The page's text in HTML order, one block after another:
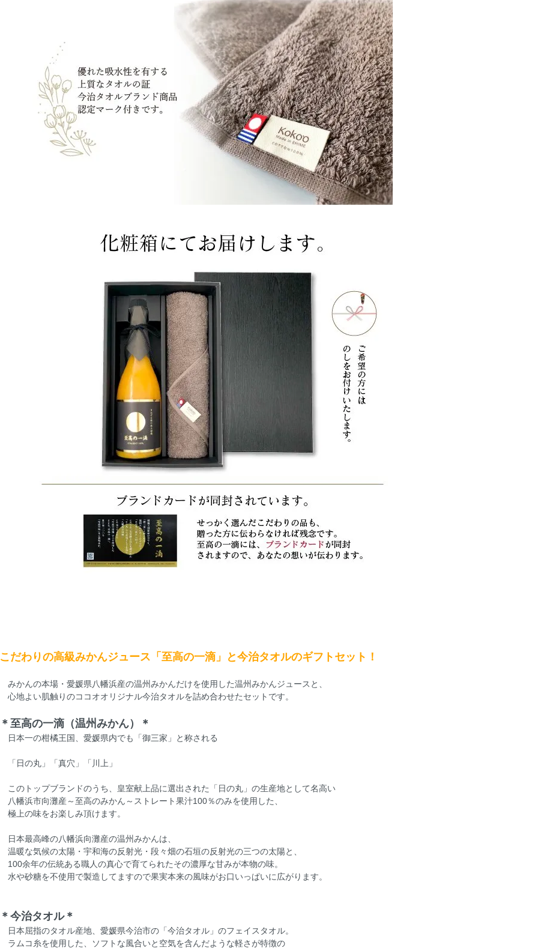
こだわりの高級みかんジュース「至高の一滴」と今治タオルのギフトセット！
みかんの本場・愛媛県八幡浜産の温州みかんだけを使用した温州みかんジュースと、
心地よい肌触りのココオオリジナル今治タオルを詰め合わせたセットです。
＊至高の一滴（温州みかん）＊
日本一の柑橘王国、愛媛県内でも「御三家」と称される
「日の丸」「真穴」「川上」
このトップブランドのうち、皇室献上品に選出された「日の丸」の生産地として名高い
八幡浜市向灘産～至高のみかん～ストレート果汁100％のみを使用した、
極上の味をお楽しみ頂けます。
日本最高峰の八幡浜向灘産の温州みかんは、
温暖な気候の太陽・宇和海の反射光・段々畑の石垣の反射光の三つの太陽と、
100余年の伝統ある職人の真心で育てられたその濃厚な甘みが本物の味。
水や砂糖を不使用で製造してますので果実本来の風味がお口いっぱいに広がります。
＊今治タオル＊
日本屈指のタオル産地、愛媛県今治市の「今治タオル」のフェイスタオル。
ラムコ糸を使用した、ソフトな風合いと空気を含んだような軽さが特徴の